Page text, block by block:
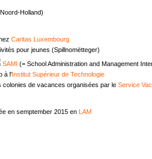
Holland)
Caritas Luxembourg
pour jeunes (Spillnomëtteger)
SAMI (= School Administration and Management
à l'Institut Supérieur de Technologie
de vacances organisées par le Service
en semptember 2015 en
LAM